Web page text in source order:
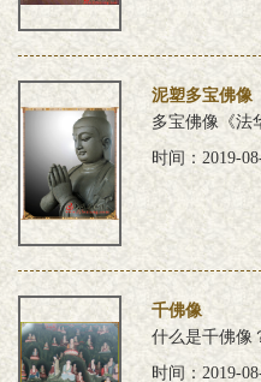
泥塑多宝佛像
多宝佛像《法
时间：2019-
千佛像
什么是千佛像
时间：2019-